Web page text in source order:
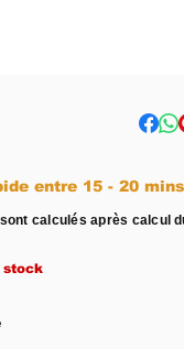
Livraison rapide entre 15 - 20 mins
calculés après calcul
stock